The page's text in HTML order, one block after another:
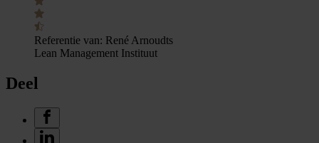
Referentie van: René Arnoudts
Lean Management Instituut
Deel